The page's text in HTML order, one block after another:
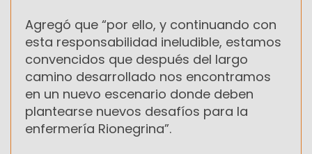
Agregó que “por ello, y continuando con
esta responsabilidad ineludible, estamos
convencidos que después del largo
camino desarrollado nos encontramos
en un nuevo escenario donde deben
plantearse nuevos desafíos para la
enfermería Rionegrina”.